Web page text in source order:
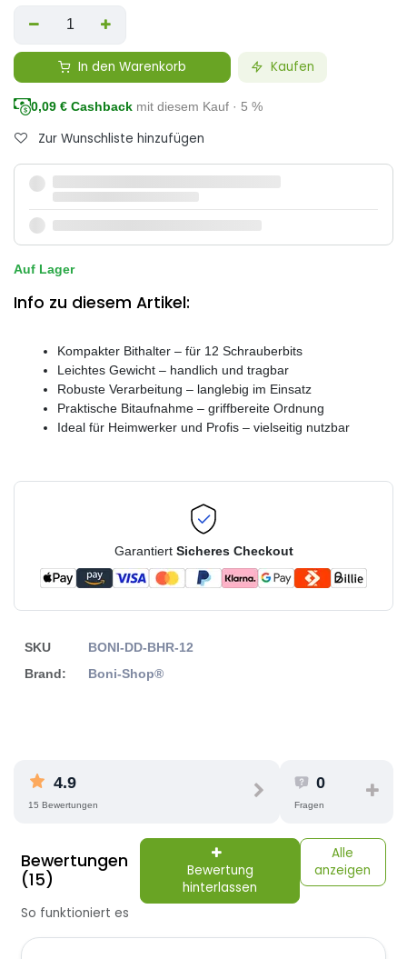
In den Warenkorb Kaufen
0,09 € Cashback mit diesem Kauf · 5 %
Zur Wunschliste hinzufügen
Auf Lager
Info zu diesem Artikel:
Kompakter Bithalter – für 12 Schrauberbits
Leichtes Gewicht – handlich und tragbar
Robuste Verarbeitung – langlebig im Einsatz
Praktische Bitaufnahme – griffbereite Ordnung
Ideal für Heimwerker und Profis – vielseitig nutzbar
Garantiert Sicheres Checkout
SKU
BONI-DD-BHR-12
Brand:
Boni-Shop®
4.9
15 Bewertungen
0
Fragen
Bewertungen
(15)
Bewertung
hinterlassen
Alle
anzeigen
So funktioniert es